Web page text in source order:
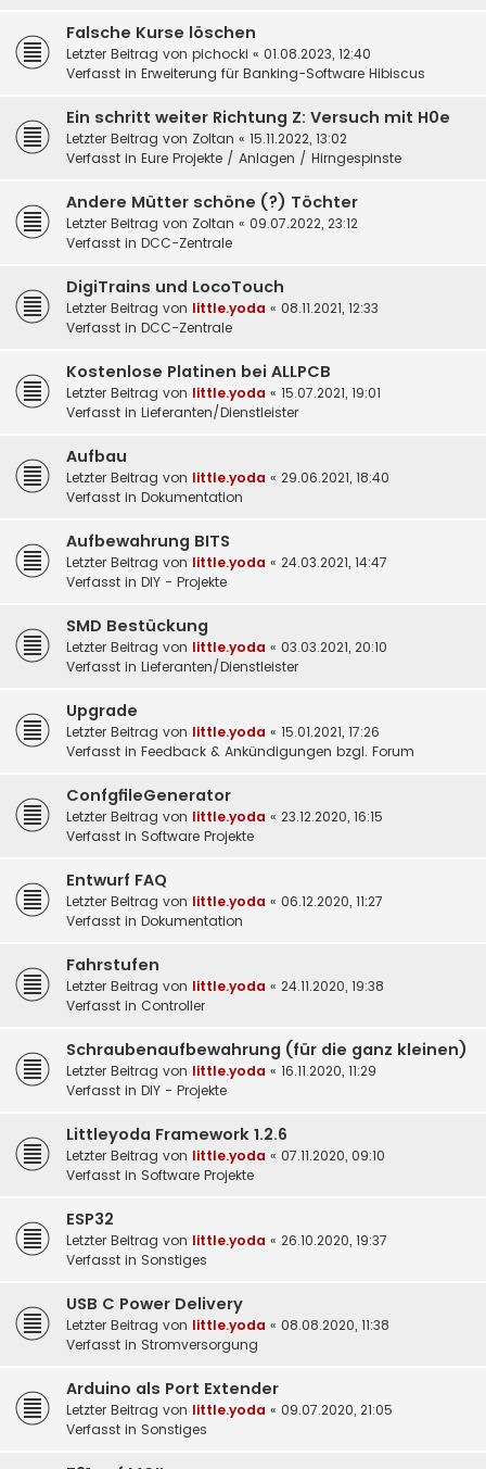
Falsche Kurse löschen
Letzter Beitrag von pichocki « 01.08.2023, 12:40
Verfasst in Erweiterung für Banking-Software Hibiscus
Ein schritt weiter Richtung Z: Versuch mit H0e
Letzter Beitrag von Zoltan « 15.11.2022, 13:02
Verfasst in Eure Projekte / Anlagen / Hirngespinste
Andere Mütter schöne (?) Töchter
Letzter Beitrag von Zoltan « 09.07.2022, 23:12
Verfasst in DCC-Zentrale
DigiTrains und LocoTouch
Letzter Beitrag von little.yoda « 08.11.2021, 12:33
Verfasst in DCC-Zentrale
Kostenlose Platinen bei ALLPCB
Letzter Beitrag von little.yoda « 15.07.2021, 19:01
Verfasst in Lieferanten/Dienstleister
Aufbau
Letzter Beitrag von little.yoda « 29.06.2021, 18:40
Verfasst in Dokumentation
Aufbewahrung BITS
Letzter Beitrag von little.yoda « 24.03.2021, 14:47
Verfasst in DIY - Projekte
SMD Bestückung
Letzter Beitrag von little.yoda « 03.03.2021, 20:10
Verfasst in Lieferanten/Dienstleister
Upgrade
Letzter Beitrag von little.yoda « 15.01.2021, 17:26
Verfasst in Feedback & Ankündigungen bzgl. Forum
ConfgfileGenerator
Letzter Beitrag von little.yoda « 23.12.2020, 16:15
Verfasst in Software Projekte
Entwurf FAQ
Letzter Beitrag von little.yoda « 06.12.2020, 11:27
Verfasst in Dokumentation
Fahrstufen
Letzter Beitrag von little.yoda « 24.11.2020, 19:38
Verfasst in Controller
Schraubenaufbewahrung (für die ganz kleinen)
Letzter Beitrag von little.yoda « 16.11.2020, 11:29
Verfasst in DIY - Projekte
Littleyoda Framework 1.2.6
Letzter Beitrag von little.yoda « 07.11.2020, 09:10
Verfasst in Software Projekte
ESP32
Letzter Beitrag von little.yoda « 26.10.2020, 19:37
Verfasst in Sonstiges
USB C Power Delivery
Letzter Beitrag von little.yoda « 08.08.2020, 11:38
Verfasst in Stromversorgung
Arduino als Port Extender
Letzter Beitrag von little.yoda « 09.07.2020, 21:05
Verfasst in Sonstiges